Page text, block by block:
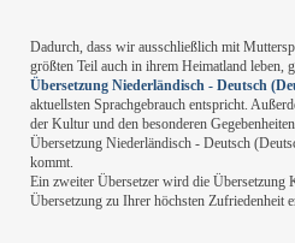
Dadurch, dass wir ausschließlich mit
größten Teil auch in ihrem Heimatland leben,
Übersetzung Niederländisch - Deutsch
aktuellsten Sprachgebrauch entspricht.
der Kultur und den besonderen
Übersetzung Niederländisch - Deutsch
kommt.
Ein zweiter Übersetzer wird die Übersetzung
Übersetzung zu Ihrer höchsten Zufriedenheit